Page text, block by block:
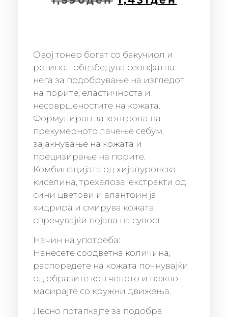
Овој тонер богат со бакучиол и
ретинол обезбедува сеопфатна
нега за подобрување на изгледот
на порите, еластичноста и
несовршеностите на кожата.
Формулиран за контрола на
прекумерното лачење себум,
зајакнување на кожата и
прецизирање на порите.
Комбинацијата од хијалуронска
киселина, трехалоза, екстракти од
сини цветови и алантоин ја
хидрира и смирува кожата,
спречувајќи појава на сувост.
Начин на употреба:
Нанесете соодветна количина,
распоредете на кожата почнувајќи
од образите кон челото и нежно
масирајте со кружни движења.
Лесно потапкајте за подобра